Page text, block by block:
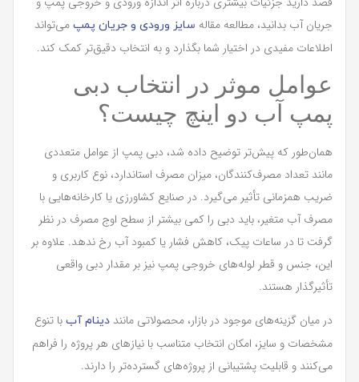
جریان آب بدانید، مطالعه مقاله سایز ورودی و جریان پمپ می‌تواند
اطلاعات مفیدی در اختیار شما بگذارد و به انتخاب دقیق‌تر کمک کند.
عوامل موثر در انتخاب دبی
پمپ آب دو اینچ چیست؟
همان‌طور که پیش‌تر توضیح داده شد، دبی پمپ از عوامل متعددی
مانند تعداد مصرف‌کنندگان، میزان مصرف استاندارد، نوع کاربری و
ضریب همزمانی تأثیر می‌گیرد. در صنایع کشاورزی یا کارخانه‌هایی با
مصرف آب متغیر، باید دبی را کمی بیشتر از سطح اوج مصرف در نظر
گرفت تا در ساعات پیک، کاهش فشار یا کمبود آب رخ ندهد. علاوه بر
این، جنس و قطر لوله‌های خروجی پمپ نیز بر مقدار دبی واقعی
تأثیرگذار هستند.
در میان گزینه‌های موجود در بازار، محصولاتی مانند دینام آب با تنوع
مشخصات و سایز، امکان انتخاب متناسب با نیازهای هر پروژه را فراهم
می‌کنند و قابلیت پشتیبانی از پروژه‌های گسترده‌تر را دارند.